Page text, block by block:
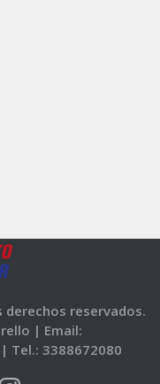
reservados.
| Email:
Tel.: 3388672080